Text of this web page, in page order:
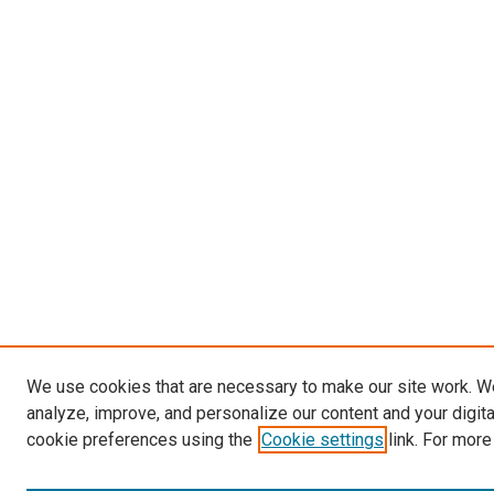
We use cookies that are necessary to make our site work.
analyze, improve, and personalize our content and your
cookie preferences using the Cookie settings link. For